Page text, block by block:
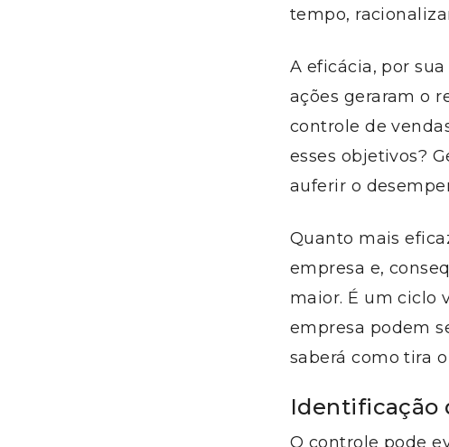
tempo,
A eficácia, por sua
ações geraram o
controle de
esses objetivos?
auferir o
Quanto mais
empresa e,
maior. É um ciclo
empresa podem
saberá como tira
Identificação
O controle pode